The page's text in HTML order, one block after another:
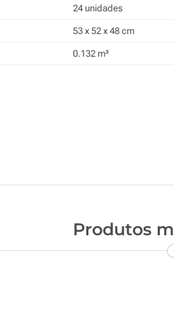
24 unidades
53 x 52 x 48 cm
0.132 m³
Produtos